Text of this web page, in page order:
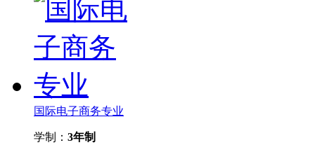
国际电子商务专业
学制： 3年制